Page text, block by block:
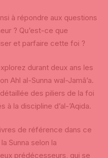
à répondre aux questions
? Qu’est-ce que
et parfaire cette foi ?
durant deux ans les
Ahl al-Sunna wal-Jamâ’a.
des piliers de la foi
la discipline d’al-’Aqida.
de référence dans ce
Sunna selon la
prédécesseurs, qui se